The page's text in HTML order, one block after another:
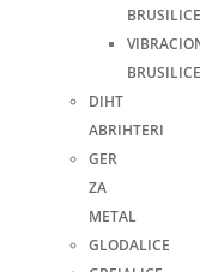
BRUSILICE
BRUSILICE
DIHT
ABRIHTERI
GER
ZA
METAL
GLODALICE